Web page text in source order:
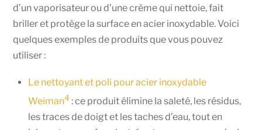
d’un vaporisateur ou d’une crème qui nettoie, fait
briller et protège la surface en acier inoxydable. Voici
quelques exemples de produits que vous pouvez
utiliser :
Le nettoyant et poli pour acier inoxydable
Weiman4 : ce produit élimine la saleté, les résidus,
les traces de doigt et les taches d’eau, tout en